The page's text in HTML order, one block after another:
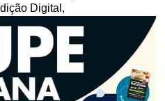
Digital,